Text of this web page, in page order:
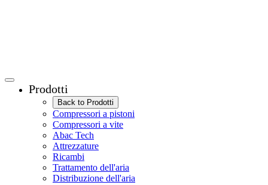
Prodotti
Back to Prodotti
Compressori a pistoni
Compressori a vite
Abac Tech
Attrezzature
Ricambi
Trattamento dell'aria
Distribuzione dell'aria